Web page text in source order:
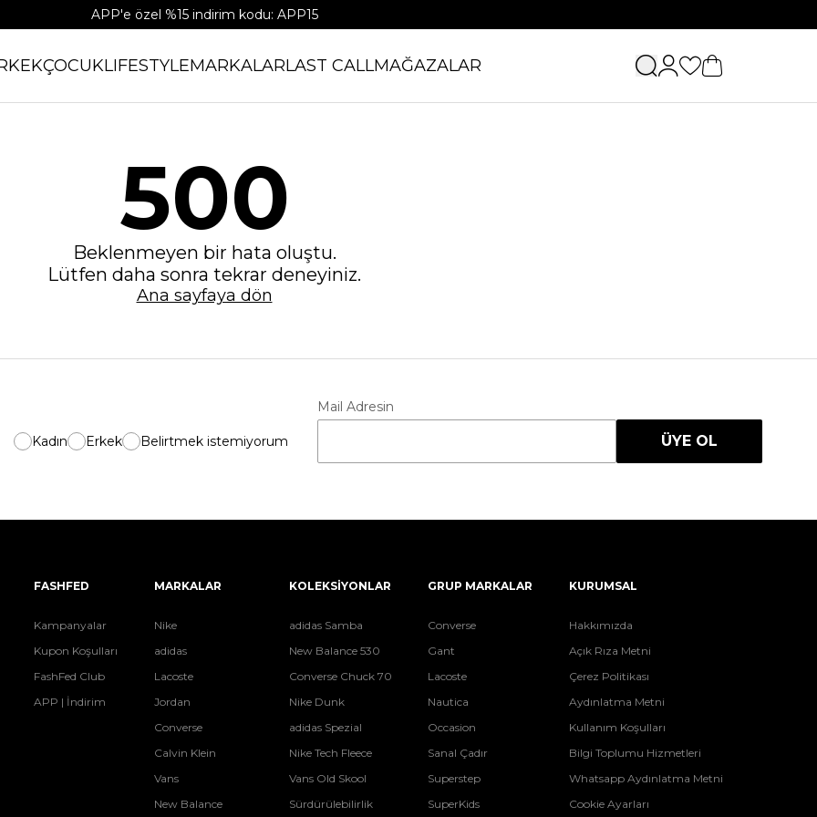
APP'e özel %15 indirim kodu: APP15
ÇOCUKLIFESTYLEMARKALARLAST CALLMAĞAZALAR
500
Beklenmeyen bir hata oluştu.
Lütfen daha sonra tekrar deneyiniz.
Ana sayfaya dön
Kadın Erkek Belirtmek istemiyorum
Mail Adresin
ÜYE OL
FASHFED
Kampanyalar
Kupon Koşulları
FashFed Club
APP | İndirim
MARKALAR
Nike
adidas
Lacoste
Jordan
Converse
Calvin Klein
Vans
New Balance
KOLEKSİYONLAR
adidas Samba
New Balance 530
Converse Chuck 70
Nike Dunk
adidas Spezial
Nike Tech Fleece
Vans Old Skool
Sürdürülebilirlik
GRUP MARKALAR
Converse
Gant
Lacoste
Nautica
Occasion
Sanal Çadır
Superstep
SuperKids
KURUMSAL
Hakkımızda
Açık Rıza Metni
Çerez Politikası
Aydınlatma Metni
Kullanım Koşulları
Bilgi Toplumu Hizmetleri
Whatsapp Aydınlatma Metni
Cookie Ayarları